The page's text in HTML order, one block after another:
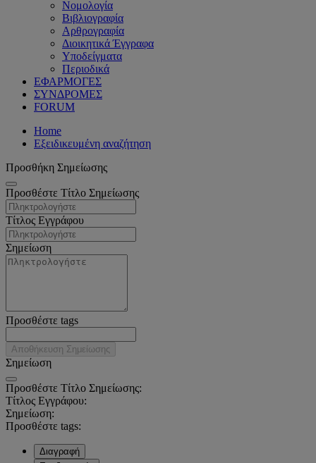
Νομολογία
Βιβλιογραφία
Αρθρογραφία
Διοικητικά Έγγραφα
Υποδείγματα
Περιοδικά
ΕΦΑΡΜΟΓΕΣ
ΣΥΝΔΡΟΜΕΣ
FORUM
Home
Εξειδικευμένη αναζήτηση
Προσθήκη Σημείωσης
Προσθέστε Τίτλο Σημείωσης
Τίτλος Εγγράφου
Σημείωση
Προσθέστε tags
Αποθήκευση Σημείωσης
Σημείωση
Προσθέστε Τίτλο Σημείωσης:
Τίτλος Εγγράφου:
Σημείωση:
Προσθέστε tags:
Διαγραφή